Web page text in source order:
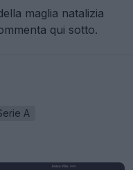
maglia natalizia
qui sotto.
A